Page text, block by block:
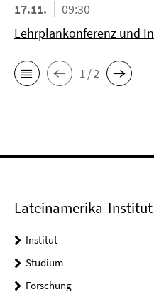
17.11.
09:30
Lehrplankonferenz und
1 / 2
Lateinamerika-Institut
Institut
Studium
Forschung